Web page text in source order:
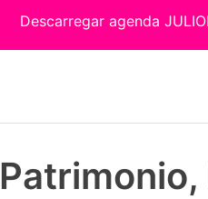
Descarregar agenda